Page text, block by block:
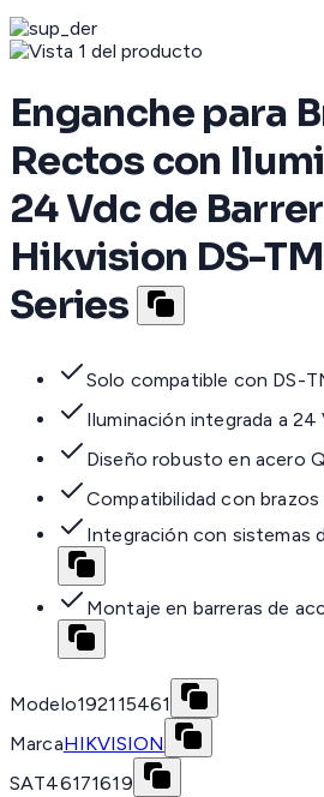
Enganche para
Rectos con
24 Vdc de
Hikvision DS-
Series
Solo compatible con DS-
Iluminación integrada a 24
Diseño robusto en acero
Compatibilidad con
Integración con sistemas
Montaje en barreras de
Modelo192115461
MarcaHIKVISION
SAT46171619